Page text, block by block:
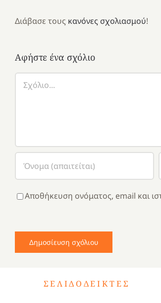
Διάβασε τους κανόνες σχολιασμού!
Αφήστε ένα σχόλιο
Αποθήκευση ονόματος, email και
ΣΕΛΙΔΟΔΕΊΚΤΕΣ